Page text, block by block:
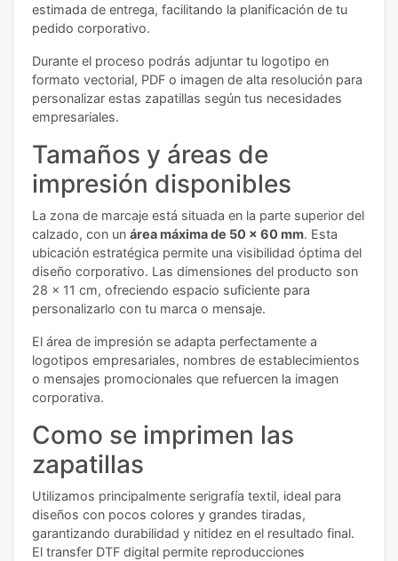
estimada de entrega, facilitando la planificación de tu
pedido corporativo.
Durante el proceso podrás adjuntar tu logotipo en
formato vectorial, PDF o imagen de alta resolución para
personalizar estas zapatillas según tus necesidades
empresariales.
Tamaños y áreas de
impresión disponibles
La zona de marcaje está situada en la parte superior del
calzado, con un área máxima de 50 x 60 mm. Esta
ubicación estratégica permite una visibilidad óptima del
diseño corporativo. Las dimensiones del producto son
28 x 11 cm, ofreciendo espacio suficiente para
personalizarlo con tu marca o mensaje.
El área de impresión se adapta perfectamente a
logotipos empresariales, nombres de establecimientos
o mensajes promocionales que refuercen la imagen
corporativa.
Como se imprimen las
zapatillas
Utilizamos principalmente serigrafía textil, ideal para
diseños con pocos colores y grandes tiradas,
garantizando durabilidad y nitidez en el resultado final.
El transfer DTF digital permite reproducciones